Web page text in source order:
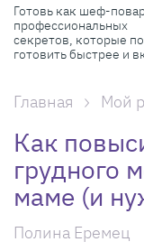
Готовь как шеф-
профессиональных
секретов, которые
готовить быстрее и
Главная Мой
Как
грудного
маме (и
Полина Еремец